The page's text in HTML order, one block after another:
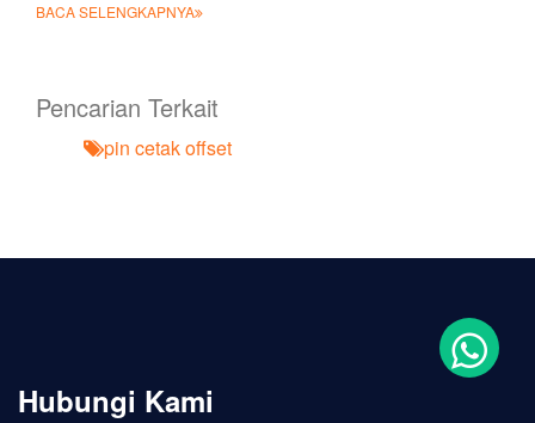
BACA SELENGKAPNYA
Pencarian Terkait
pin cetak offset
Hubungi Kami